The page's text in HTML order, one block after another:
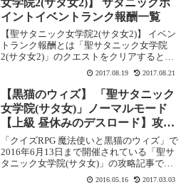
イントイベントランク報酬一覧
【聖サタニック女学院2(サタ女2)】 イベン
トランク報酬とは「聖サタニック女学院
2(サタ女2)」のクエストをクリアすると、
クリアターン数と平均解答時間によってサ
タニックポイントがもらえます。そのポイ
ント数によってイベントランクが上がって
いき...
2017.08.19 2017.08.21
【黒猫のウィズ】 「聖サタニック
女学院(サタ女)」ノーマルモード
【上級 昼休みのデスロード】攻略
情報！
「クイズRPG 魔法使いと黒猫のウィズ」で
2016年6月13日まで開催されている「聖サ
タニック女学院(サタ女)」の攻略記事で
す。 ここではノーマルモードの【上級 昼
休みのデスロード】を攻略します。聖サタ
2016.05.16 2017.03.03